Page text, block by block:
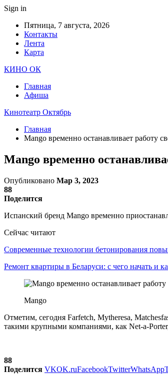
Sign in
Пятница, 7 августа, 2026
Контакты
Лента
Карта
КИНО ОК
Главная
Афиша
Кинотеатр Октябрь
Главная
Mango временно останавливает работу
Mango временно
Опубликовано Мар 3, 2023
88
Поделится
Испанский бренд Mango временно
Сейчас читают
Современные технологии бетонирования
Ремонт квартиры в Беларуси: с чего начать и
Mango
Отметим, сегодня Farfetch, Mytheresa,
такими крупными компаниями, как Net-a-
88
Поделится VKOK.ruFacebookTwitterWhatsApp